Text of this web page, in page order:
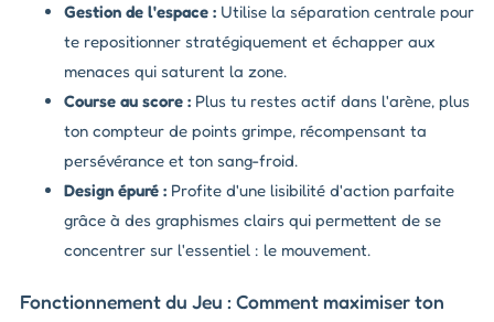
Gestion de l'espace : Utilise la séparation centrale pour
te repositionner stratégiquement et échapper aux
menaces qui saturent la zone.
Course au score : Plus tu restes actif dans l'arène, plus
ton compteur de points grimpe, récompensant ta
persévérance et ton sang-froid.
Design épuré : Profite d'une lisibilité d'action parfaite
grâce à des graphismes clairs qui permettent de se
concentrer sur l'essentiel : le mouvement.
Fonctionnement du Jeu : Comment maximiser ton